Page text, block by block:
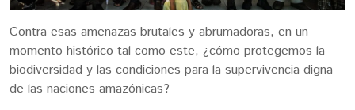
Contra esas amenazas brutales y abrumadoras, en un
momento histórico tal como este, ¿cómo protegemos la
biodiversidad y las condiciones para la supervivencia digna
de las naciones amazónicas?